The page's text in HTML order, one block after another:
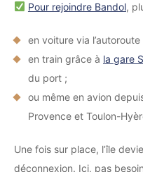
Pour rejoindre Bandol,
en voiture via l’autoroute
en train grâce à la gare
du port ;
ou même en avion
Provence et Toulon-
Une fois sur place, l’île
déconnexion. Ici, pas